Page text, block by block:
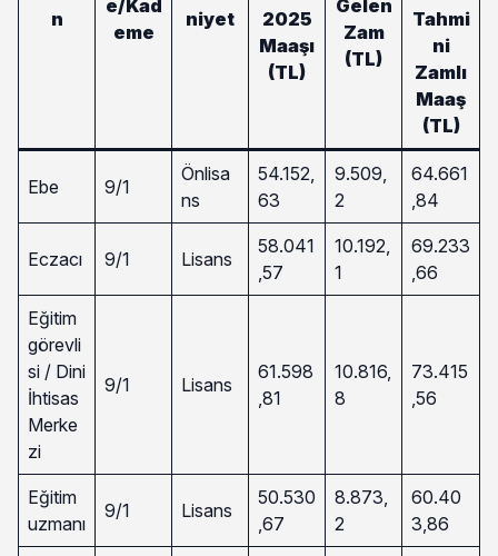
n
e/Kad
eme
niyet
2025
Maaşı
(TL)
Gelen
Zam
(TL)
Tahmi
ni
Zamlı
Maaş
(TL)
Ebe 9/1
Önlisa
ns
54.152,
63
9.509,
2
64.661
,84
Eczacı 9/1 Lisans
58.041
,57
10.192,
1
69.233
,66
Eğitim
görevli
si / Dini
İhtisas
Merke
zi
9/1 Lisans
61.598
,81
10.816,
8
73.415
,56
Eğitim
uzmanı
9/1 Lisans
50.530
,67
8.873,
2
60.40
3,86